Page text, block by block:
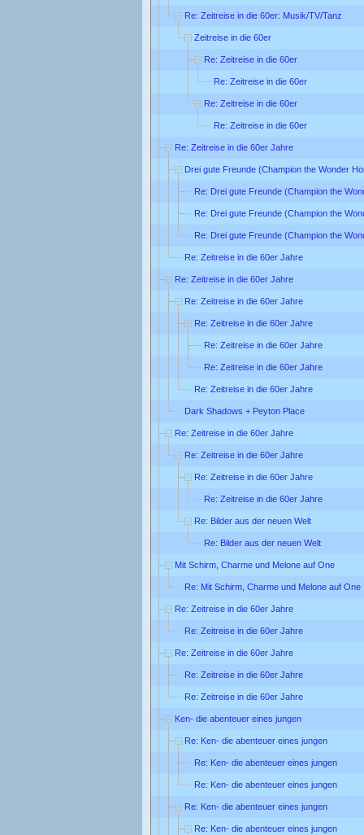
Re: Zeitreise in die 60er: Musik/TV/Tanz
Zeitreise in die 60er
Re: Zeitreise in die 60er
Re: Zeitreise in die 60er
Re: Zeitreise in die 60er
Re: Zeitreise in die 60er
Re: Zeitreise in die 60er Jahre
Drei gute Freunde (Champion the Wonder
Re: Drei gute Freunde (Champion the
Re: Drei gute Freunde (Champion the
Re: Drei gute Freunde (Champion the
Re: Zeitreise in die 60er Jahre
Re: Zeitreise in die 60er Jahre
Re: Zeitreise in die 60er Jahre
Re: Zeitreise in die 60er Jahre
Re: Zeitreise in die 60er Jahre
Re: Zeitreise in die 60er Jahre
Re: Zeitreise in die 60er Jahre
Dark Shadows + Peyton Place
Re: Zeitreise in die 60er Jahre
Re: Zeitreise in die 60er Jahre
Re: Zeitreise in die 60er Jahre
Re: Zeitreise in die 60er Jahre
Re: Bilder aus der neuen Welt
Re: Bilder aus der neuen Welt
Mit Schirm, Charme und Melone auf One
Re: Mit Schirm, Charme und Melone auf One
Re: Zeitreise in die 60er Jahre
Re: Zeitreise in die 60er Jahre
Re: Zeitreise in die 60er Jahre
Re: Zeitreise in die 60er Jahre
Re: Zeitreise in die 60er Jahre
Ken- die abenteuer eines jungen
Re: Ken- die abenteuer eines jungen
Re: Ken- die abenteuer eines jungen
Re: Ken- die abenteuer eines jungen
Re: Ken- die abenteuer eines jungen
Re: Ken- die abenteuer eines jungen